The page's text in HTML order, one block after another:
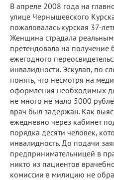
В апреле 2008 года на
улице Чернышевского
пожаловалась курская 37-
Женщина страдала
претендовала на
ежегодного
инвалидности. Эскулап, по
понять, что несмотря на
оформления необходимых
не много не мало 5000
врач был задержан. Как
ежедневно через кабинет
порядка десяти человек,
инвалидность. До подачи
предпринимательницей в
никто из пациентов
комиссии в милицию не